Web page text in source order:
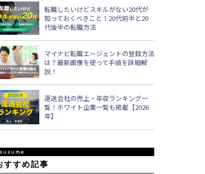
転職したいけどスキルがない20代が
知っておくべきこと！20代前半と20
代後半の転職方法
マイナビ転職エージェントの登録方法
は？最新画像を使って手順を詳細解
説！
運送会社の売上・年収ランキング一
覧！ホワイト企業一覧も掲載【2026
年】
すすめ記事